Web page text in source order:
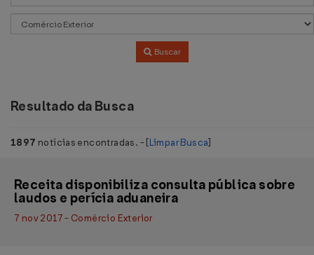
Buscar
Resultado da Busca
1897 notícias encontradas. - [Limpar Busca]
Receita disponibiliza consulta pública sobre
laudos e perícia aduaneira
7 nov 2017 - Comércio Exterior